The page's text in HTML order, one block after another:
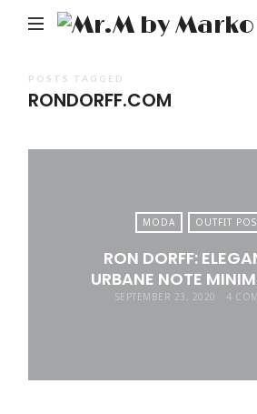
POSTS TAGGED
RONDORFF.COM
MODA OUTFIT
RON DORFF:
URBANE NOTE
SEPTEMBER 23, 2020 4